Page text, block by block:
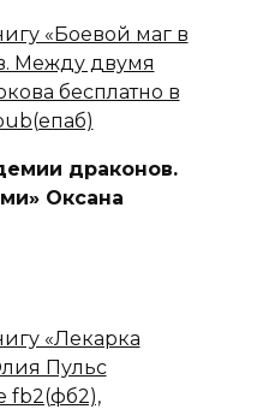
драконов.
Оксана